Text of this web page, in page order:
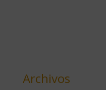
Archivos